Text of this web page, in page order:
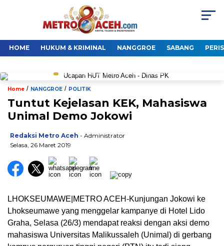
HOME HUKUM & KRIMINAL NANGGROE SABANG
Home / NANGGROE / POLITIK
Tuntut Kejelasan KEK, Mahasiswa
Unimal Demo Jokowi
Redaksi Metro Aceh - Administrator
Selasa, 26 Maret 2019
LHOKSEUMAWE|METRO ACEH-Kunjungan Jokowi ke
Lhokseumawe yang menggelar kampanye di Hotel Lido
Graha, Selasa (26/3) mendapat reaksi dengan aksi demo
mahasiswa Universitas Malikussaleh (Unimal) di gerbang